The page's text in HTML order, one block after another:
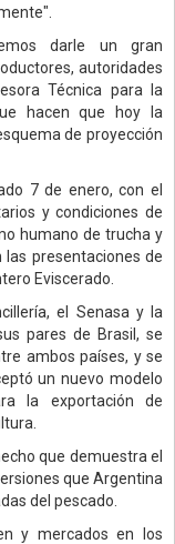
darle un gran
autoridades
Técnica para la
hacen que hoy la
de proyección
7 de enero, con el
y condiciones de
humano de trucha y
presentaciones de
Eviscerado.
el Senasa y la
pares de Brasil, se
ambos países, y se
un nuevo modelo
la exportación de
que demuestra el
que Argentina
del pescado.
y mercados en los